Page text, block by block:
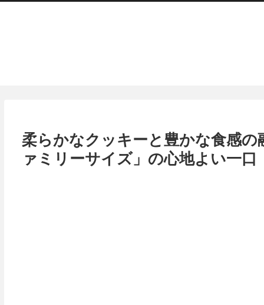
柔らかなクッキーと豊かな食感
ァミリーサイズ」の心地よい一口